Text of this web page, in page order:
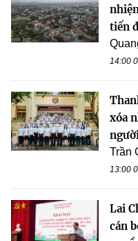
tiến
14:00
xóa
Trần
13:00
Lai
cán